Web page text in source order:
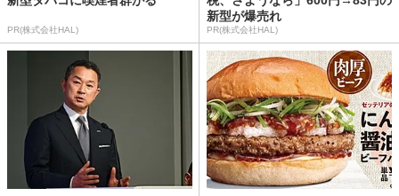
PR(株式会社HAL)
新型が爆売れ
PR(株式会社HAL)